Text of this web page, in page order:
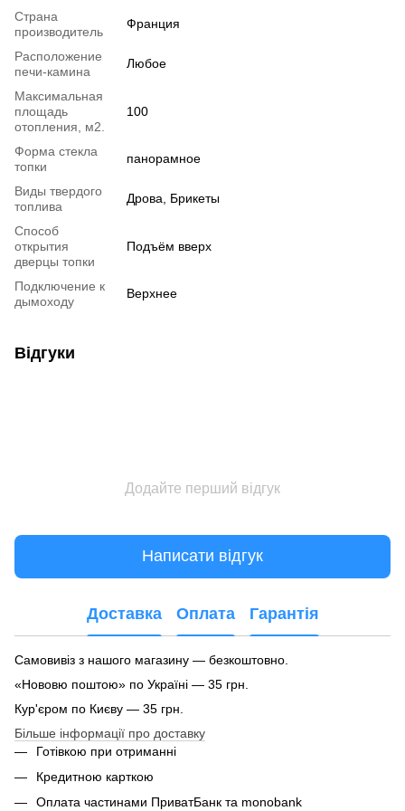
Страна
производитель
Франция
Расположение
печи-камина
Любое
Максимальная
площадь
отопления, м2.
100
Форма стекла
топки
панорамное
Виды твердого
топлива
Дрова, Брикеты
Способ
открытия
дверцы топки
Подъём вверх
Подключение к
дымоходу
Верхнее
Відгуки
Додайте перший відгук
Написати відгук
Доставка Оплата Гарантія
Самовивіз з нашого магазину — безкоштовно.
«Нововю поштою» по Україні — 35 грн.
Кур'єром по Києву — 35 грн.
Більше інформації про доставку
Готівкою при отриманні
Кредитною карткою
Оплата частинами ПриватБанк та monobank